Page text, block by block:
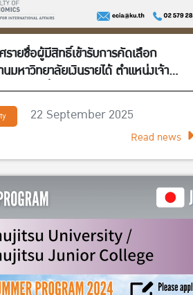
รายชื่อผู้มีสิทธิ์เข้ารับการคัดเลือก
มหาวิทยาลัยเงินรายได้ ตำแหน่งเจ้า
หารงานทั่วไป จำนวน 1 อัตรา สังกัดศูนย์
านาชาติ คณะเศรษฐศาสตร์
22 September 2025
Read news